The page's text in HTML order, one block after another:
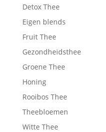
Detox Thee
Eigen blends
Fruit Thee
Gezondheidsthee
Groene Thee
Honing
Rooibos Thee
Theebloemen
Witte Thee